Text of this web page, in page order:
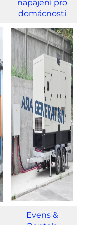
napájení pro
domácnosti
Evens &